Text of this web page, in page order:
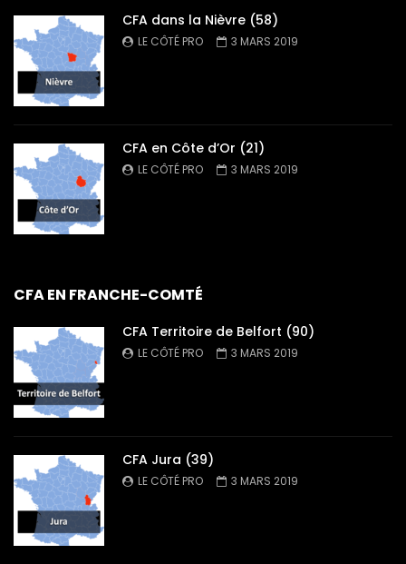
CFA dans la Nièvre (58)
LE CÔTÉ PRO 3 MARS 2019
CFA en Côte d’Or (21)
LE CÔTÉ PRO 3 MARS 2019
CFA EN FRANCHE-COMTÉ
CFA Territoire de Belfort (90)
LE CÔTÉ PRO 3 MARS 2019
CFA Jura (39)
LE CÔTÉ PRO 3 MARS 2019